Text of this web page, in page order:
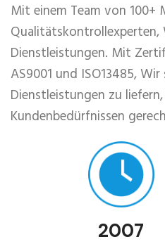
Mit einem Team von 100+
Qualitätskontrollexperten,
Dienstleistungen. Mit
AS9001 und ISO13485,
Dienstleistungen zu
Kundenbedürfnissen
2007